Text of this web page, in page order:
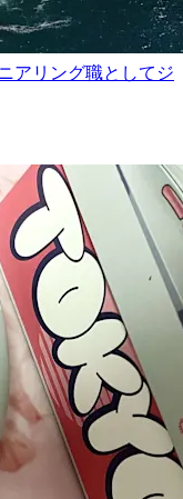
アリング職としてジ